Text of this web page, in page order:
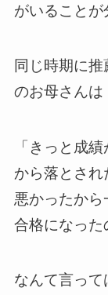
がいることが
同じ時期に
のお母さんは
「きっと成
から落とさ
悪かったか
合格になった
なんて言って